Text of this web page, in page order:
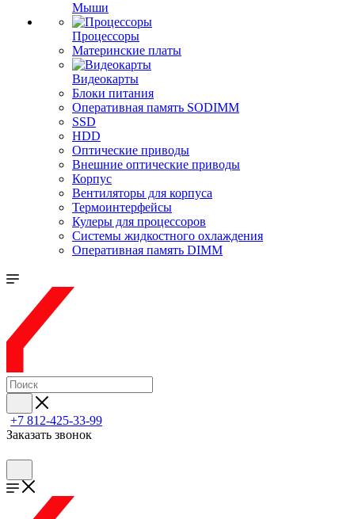
Мыши
Процессоры
Материнские платы
Видеокарты
Блоки питания
Оперативная память SODIMM
SSD
HDD
Оптические приводы
Внешние оптические приводы
Корпус
Вентиляторы для корпуса
Термоинтерфейсы
Кулеры для процессоров
Системы жидкостного охлаждения
Оперативная память DIMM
+7 812-425-33-99
Заказать звонок